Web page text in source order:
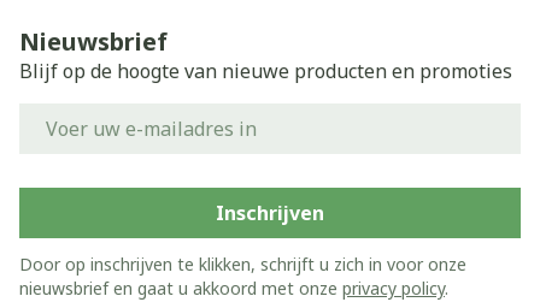
Nieuwsbrief
Blijf op de hoogte van nieuwe producten en promoties
Inschrijven
Door op inschrijven te klikken, schrijft u zich in voor onze
nieuwsbrief en gaat u akkoord met onze privacy policy.